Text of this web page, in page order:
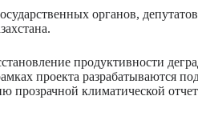
органов,
продуктивности
проекта
прозрачной климатической